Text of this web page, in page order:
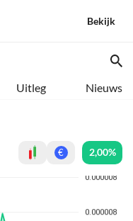
Bekijk
Uitleg Nieuws
€ 2,00%